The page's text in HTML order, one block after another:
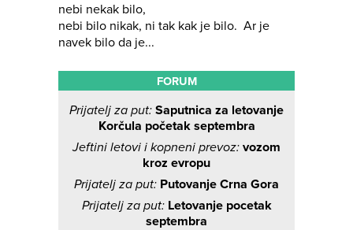
nebi nekak bilo,
nebi bilo nikak, ni tak kak je bilo. Ar je
navek bilo da je...
FORUM
Prijatelj za put: Saputnica za letovanje
Korčula početak septembra
Jeftini letovi i kopneni prevoz: vozom
kroz evropu
Prijatelj za put: Putovanje Crna Gora
Prijatelj za put: Letovanje pocetak
septembra